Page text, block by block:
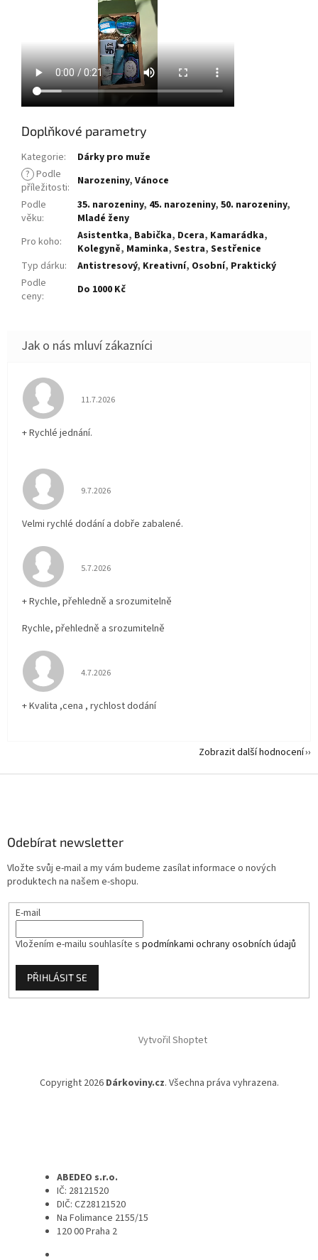
Doplňkové parametry
Kategorie:
Dárky pro muže
? Podle
příležitosti: Narozeniny, Vánoce
Podle
věku:
35. narozeniny, 45. narozeniny, 50. narozeniny,
Mladé ženy
Pro koho: Asistentka, Babička, Dcera, Kamarádka,
Kolegyně, Maminka, Sestra, Sestřenice
Typ dárku: Antistresový, Kreativní, Osobní, Praktický
Podle
ceny: Do 1000 Kč
Hodnocení obchodu je 5 z 5 hvězdiček.
11.7.2026
+ Rychlé jednání.
Hodnocení obchodu je 5 z 5 hvězdiček.
9.7.2026
Velmi rychlé dodání a dobře zabalené.
Hodnocení obchodu je 5 z 5 hvězdiček.
5.7.2026
+ Rychle, přehledně a srozumitelně
Rychle, přehledně a srozumitelně
Hodnocení obchodu je 5 z 5 hvězdiček.
4.7.2026
+ Kvalita ,cena , rychlost dodání
Zobrazit další hodnocení
Odebírat newsletter
Vložte svůj e-mail a my vám budeme zasílat informace o nových
produktech na našem e-shopu.
E-mail
Vložením e-mailu souhlasíte s podmínkami ochrany osobních údajů
PŘIHLÁSIT SE
Vytvořil Shoptet
Copyright 2026 Dárkoviny.cz. Všechna práva vyhrazena.
ABEDEO s.r.o.
IČ: 28121520
DIČ: CZ28121520
Na Folimance 2155/15
120 00 Praha 2